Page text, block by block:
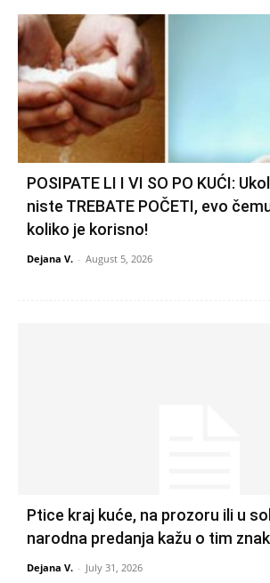
POSIPATE LI I VI SO PO KUĆI:
niste TREBATE POČETI, evo
koliko je korisno!
Dejana V. - August 5, 2026
Ptice kraj kuće, na prozoru ili u
narodna predanja kažu o tim
Dejana V. - July 31, 2026